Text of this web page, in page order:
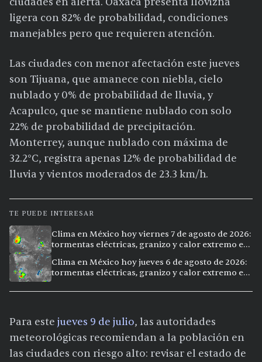
ligera con 82% de probabilidad, condiciones
manejables pero que requieren atención.
Las ciudades con menor afectación este jueves
son Tijuana, que amanece con niebla, cielo
nublado y 0% de probabilidad de lluvia, y
Acapulco, que se mantiene nublado con solo
22% de probabilidad de precipitación.
Monterrey, aunque nublado con máxima de
32.2°C, registra apenas 12% de probabilidad de
lluvia y vientos moderados de 23.3 km/h.
TE PUEDE INTERESAR
Clima en México hoy viernes 7 de agosto de 2026:
tormentas eléctricas, granizo y calor extremo en
Clima en México hoy jueves 6 de agosto de 2026:
tormentas eléctricas, granizo y calor extremo en
Para este jueves 9 de julio, las autoridades
meteorológicas recomiendan a la población en
las ciudades con riesgo alto: revisar el estado de